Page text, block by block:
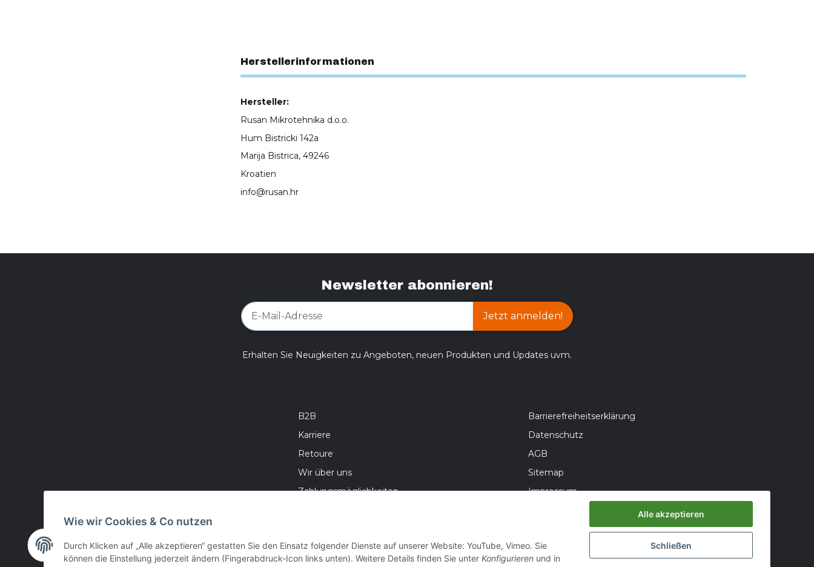
Herstellerinformationen
Hersteller:
Rusan Mikrotehnika d.o.o.
Hum Bistricki 142a
Marija Bistrica, 49246
Kroatien
info@rusan.hr
Newsletter abonnieren!
Jetzt anmelden!
Erhalten Sie Neuigkeiten zu Angeboten, neuen Produkten und Updates uvm.
B2B
Karriere
Retoure
Wir über uns
Zahlungsmöglichkeiten
Barrierefreiheitserklärung
Datenschutz
AGB
Sitemap
Impressum
Widerrufsrecht
Wie wir Cookies & Co nutzen
Durch Klicken auf „Alle akzeptieren“ gestatten Sie den Einsatz folgender Dienste auf unserer Website: YouTube, Vimeo. Sie
können die Einstellung jederzeit ändern (Fingerabdruck-Icon links unten). Weitere Details finden Sie unter Konfigurieren und in
Alle akzeptieren
Schließen